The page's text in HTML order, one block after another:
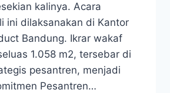
kalinya. Acara
ini dilaksanakan di Kantor
Bandung. Ikrar wakaf
1.058 m2, tersebar di
pesantren, menjadi
Pesantren…